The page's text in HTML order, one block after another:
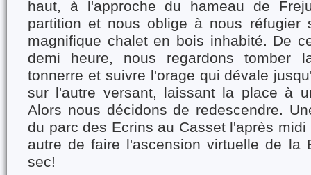
haut, à l'approche du hameau de
partition et nous oblige à nous réfugier
magnifique chalet en bois inhabité. De
demi heure, nous regardons tomber
tonnerre et suivre l'orage qui dévale
sur l'autre versant, laissant la place à
Alors nous décidons de redescendre.
du parc des Ecrins au Casset l'après
autre de faire l'ascension virtuelle de la
sec!